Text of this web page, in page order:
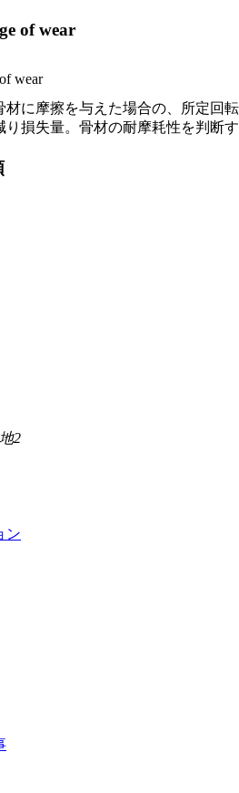
of wear
wear
材に摩擦を与えた場合の、所定回転
損失量。骨材の耐摩耗性を判断す
2
ン